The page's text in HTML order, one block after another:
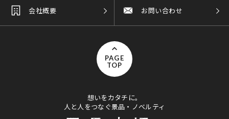
会社概要 お問い合わせ
PAGE
TOP
想いをカタチに。
人と人をつなぐ景品・ノベルティ